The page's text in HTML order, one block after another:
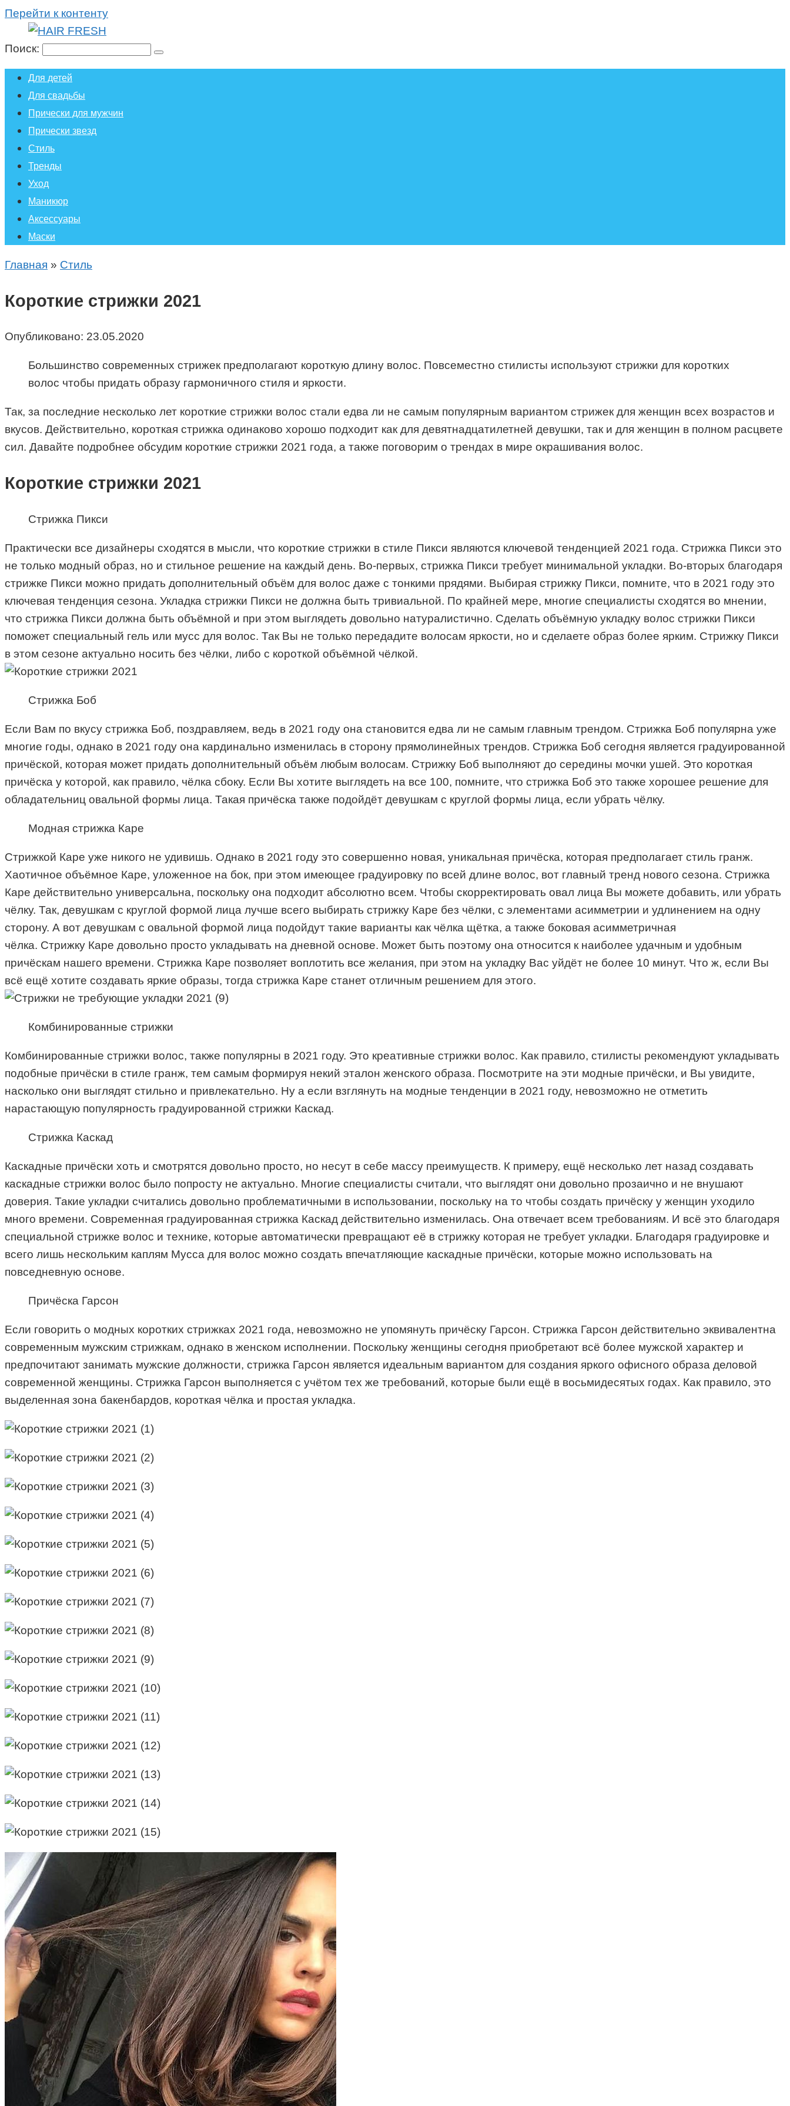
Перейти к контенту
Поиск:
Для детей
Для свадьбы
Прически для мужчин
Прически звезд
Стиль
Тренды
Уход
Маникюр
Аксессуары
Маски
Главная » Стиль
Короткие стрижки 2021
Опубликовано: 23.05.2020
Большинство современных стрижек предполагают короткую длину волос. Повсеместно стилисты используют стрижки для коротких
волос чтобы придать образу гармоничного стиля и яркости.
Так, за последние несколько лет короткие стрижки волос стали едва ли не самым популярным вариантом стрижек для женщин всех возрастов и
вкусов. Действительно, короткая стрижка одинаково хорошо подходит как для девятнадцатилетней девушки, так и для женщин в полном расцвете
сил. Давайте подробнее обсудим короткие стрижки 2021 года, а также поговорим о трендах в мире окрашивания волос.
Короткие стрижки 2021
Стрижка Пикси
Практически все дизайнеры сходятся в мысли, что короткие стрижки в стиле Пикси являются ключевой тенденцией 2021 года. Стрижка Пикси это
не только модный образ, но и стильное решение на каждый день. Во-первых, стрижка Пикси требует минимальной укладки. Во-вторых благодаря
стрижке Пикси можно придать дополнительный объём для волос даже с тонкими прядями. Выбирая стрижку Пикси, помните, что в 2021 году это
ключевая тенденция сезона. Укладка стрижки Пикси не должна быть тривиальной. По крайней мере, многие специалисты сходятся во мнении,
что стрижка Пикси должна быть объёмной и при этом выглядеть довольно натуралистично. Сделать объёмную укладку волос стрижки Пикси
поможет специальный гель или мусс для волос. Так Вы не только передадите волосам яркости, но и сделаете образ более ярким. Стрижку Пикси
в этом сезоне актуально носить без чёлки, либо с короткой объёмной чёлкой.
Стрижка Боб
Если Вам по вкусу стрижка Боб, поздравляем, ведь в 2021 году она становится едва ли не самым главным трендом. Стрижка Боб популярна уже
многие годы, однако в 2021 году она кардинально изменилась в сторону прямолинейных трендов. Стрижка Боб сегодня является градуированной
причёской, которая может придать дополнительный объём любым волосам. Стрижку Боб выполняют до середины мочки ушей. Это короткая
причёска у которой, как правило, чёлка сбоку. Если Вы хотите выглядеть на все 100, помните, что стрижка Боб это также хорошее решение для
обладательниц овальной формы лица. Такая причёска также подойдёт девушкам с круглой формы лица, если убрать чёлку.
Модная стрижка Каре
Стрижкой Каре уже никого не удивишь. Однако в 2021 году это совершенно новая, уникальная причёска, которая предполагает стиль гранж.
Хаотичное объёмное Каре, уложенное на бок, при этом имеющее градуировку по всей длине волос, вот главный тренд нового сезона. Стрижка
Каре действительно универсальна, поскольку она подходит абсолютно всем. Чтобы скорректировать овал лица Вы можете добавить, или убрать
чёлку. Так, девушкам с круглой формой лица лучше всего выбирать стрижку Каре без чёлки, с элементами асимметрии и удлинением на одну
сторону. А вот девушкам с овальной формой лица подойдут такие варианты как чёлка щётка, а также боковая асимметричная
чёлка. Стрижку Каре довольно просто укладывать на дневной основе. Может быть поэтому она относится к наиболее удачным и удобным
причёскам нашего времени. Стрижка Каре позволяет воплотить все желания, при этом на укладку Вас уйдёт не более 10 минут. Что ж, если Вы
всё ещё хотите создавать яркие образы, тогда стрижка Каре станет отличным решением для этого.
Комбинированные стрижки
Комбинированные стрижки волос, также популярны в 2021 году. Это креативные стрижки волос. Как правило, стилисты рекомендуют укладывать
подобные причёски в стиле гранж, тем самым формируя некий эталон женского образа. Посмотрите на эти модные причёски, и Вы увидите,
насколько они выглядят стильно и привлекательно. Ну а если взглянуть на модные тенденции в 2021 году, невозможно не отметить
нарастающую популярность градуированной стрижки Каскад.
Стрижка Каскад
Каскадные причёски хоть и смотрятся довольно просто, но несут в себе массу преимуществ. К примеру, ещё несколько лет назад создавать
каскадные стрижки волос было попросту не актуально. Многие специалисты считали, что выглядят они довольно прозаично и не внушают
доверия. Такие укладки считались довольно проблематичными в использовании, поскольку на то чтобы создать причёску у женщин уходило
много времени. Современная градуированная стрижка Каскад действительно изменилась. Она отвечает всем требованиям. И всё это благодаря
специальной стрижке волос и технике, которые автоматически превращают её в стрижку которая не требует укладки. Благодаря градуировке и
всего лишь нескольким каплям Мусса для волос можно создать впечатляющие каскадные причёски, которые можно использовать на
повседневную основе.
Причёска Гарсон
Если говорить о модных коротких стрижках 2021 года, невозможно не упомянуть причёску Гарсон. Стрижка Гарсон действительно эквивалентна
современным мужским стрижкам, однако в женском исполнении. Поскольку женщины сегодня приобретают всё более мужской характер и
предпочитают занимать мужские должности, стрижка Гарсон является идеальным вариантом для создания яркого офисного образа деловой
современной женщины. Стрижка Гарсон выполняется с учётом тех же требований, которые были ещё в восьмидесятых годах. Как правило, это
выделенная зона бакенбардов, короткая чёлка и простая укладка.